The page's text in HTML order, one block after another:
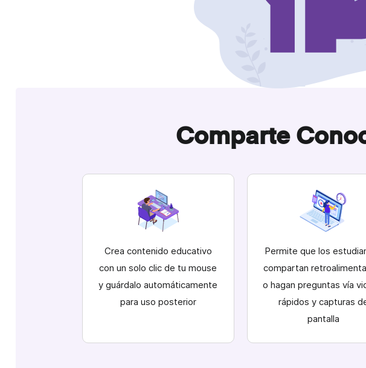
Comparte
Crea contenido educativo
con un solo clic de tu mouse
y guárdalo automáticamente
para uso posterior
Permite que los
compartan
o hagan preguntas vía
rápidos y capturas
pantalla